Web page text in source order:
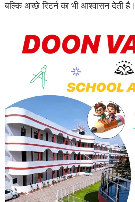
बल्कि अच्छे रिटर्न का भी आश्वासन देती है।